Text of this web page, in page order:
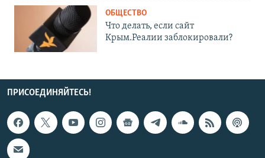
ОБЩЕСТВО
Что делать, если сайт
Крым.Реалии заблокировали?
ПРИСОЕДИНЯЙТЕСЬ!